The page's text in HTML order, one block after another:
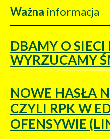
Ważna informacja
DBAMY O SIECI
WYRZUCAMY
NOWE HASŁA
CZYLI RPK W
OFENSYWIE